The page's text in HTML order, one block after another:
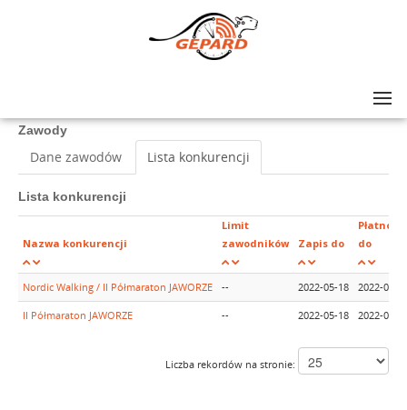
Zawody
Dane zawodów Lista konkurencji
Lista konkurencji
Nazwa konkurencji
Limit
zawodników
Zapis do
Płatność
do
Nordic Walking / II Półmaraton JAWORZE -- 2022-05-18 2022-05-
II Półmaraton JAWORZE -- 2022-05-18 2022-05-
Liczba rekordów na stronie: